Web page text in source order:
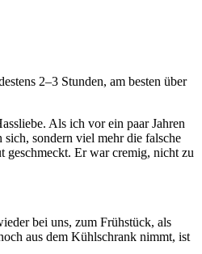
2–3 Stunden, am besten über
Als ich vor ein paar Jahren
sich, sondern viel mehr die falsche
geschmeckt. Er war cremig, nicht zu
bei uns, zum Frühstück, als
aus dem Kühlschrank nimmt, ist